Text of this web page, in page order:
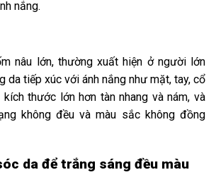
nắng.
nâu lớn, thường xuất hiện ở người lớn
da tiếp xúc với ánh nắng như mặt, tay, cổ
thước lớn hơn tàn nhang và nám, và
không đều và màu sắc không đồng
da để trắng sáng đều màu